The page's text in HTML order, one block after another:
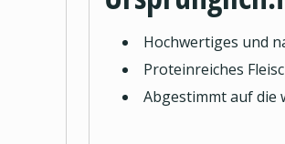
Hochwertiges und
Proteinreiches
Abgestimmt auf die